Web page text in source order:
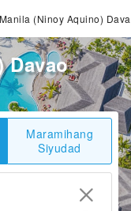
Manila (Ninoy Aquino)
Davao
Maramihang
Siyudad